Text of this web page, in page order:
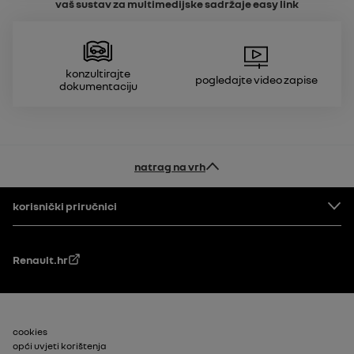
vaš sustav za multimedijske sadržajeeasy link
Konzultirajte
dokumentaciju
Pogledajte video zapise
natrag na vrh
Podnožje
korisnički priručnici
Renault.hr
Footer_2
cookies
opći uvjeti korištenja